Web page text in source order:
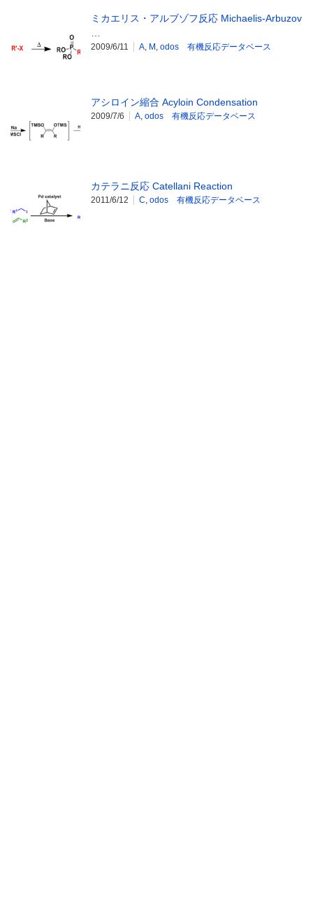
ミカエリス・アルブゾフ反応 Michaelis-Arbuzov
2009/6/11 A, M, odos 有機反応データベース
アシロイン縮合 Acyloin Condensation
2009/7/6 A, odos 有機反応データベース
カテラニ反応 Catellani Reaction
2011/6/12 C, odos 有機反応データベース